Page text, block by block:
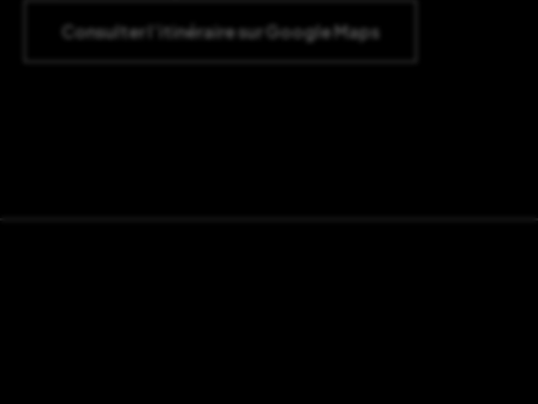
Consulter l’itinéraire sur Google Maps